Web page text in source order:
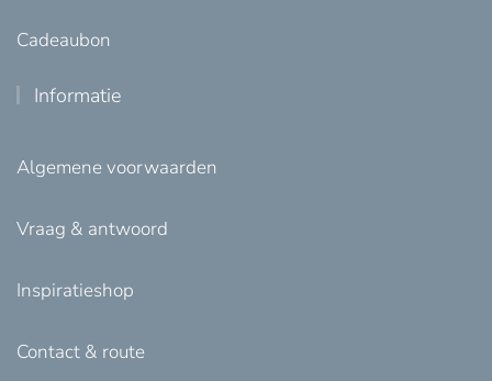
Cadeaubon
Informatie
Algemene voorwaarden
Vraag & antwoord
Inspiratieshop
Contact & route